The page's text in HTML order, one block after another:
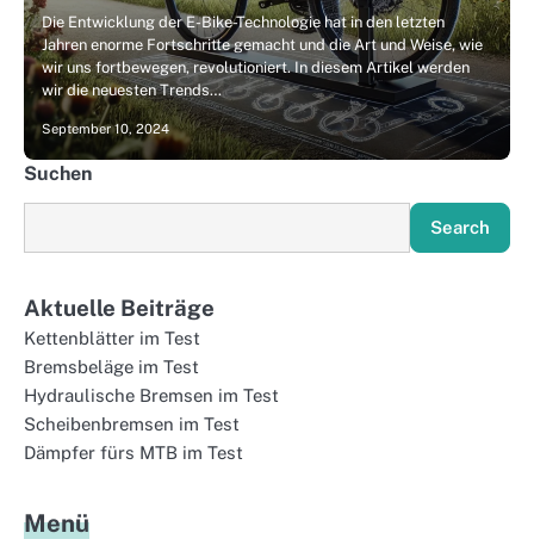
Die Entwicklung der E-Bike-Technologie hat in den letzten
Jahren enorme Fortschritte gemacht und die Art und Weise, wie
wir uns fortbewegen, revolutioniert. In diesem Artikel werden
wir die neuesten Trends…
September 10, 2024
Suchen
Search
Aktuelle Beiträge
Kettenblätter im Test
Bremsbeläge im Test
Hydraulische Bremsen im Test
Scheibenbremsen im Test
Dämpfer fürs MTB im Test
Menü